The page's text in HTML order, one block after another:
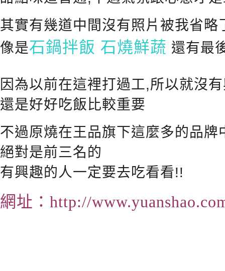
其實有幾道中間沒有照片被我省略
像是石鍋拌飯 石燒鮮蔬 還有最
因為以前在這裡打過工,所以就沒
還是好好吃飯比較重要
不過原燒在王品旗下這麼多的品牌
絕對是前三名的
有興趣的人一定要去吃看看!!
網址： http://